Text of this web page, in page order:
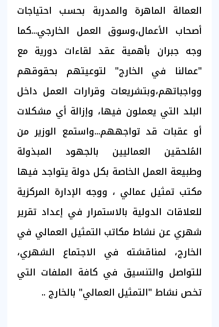
العمالة الماهرة والمدربة بحسب احتياجات
أصحاب الأعمال،وسوق العمل الخارجي...كما
وجه جبران بأهمية عقد لقاءات دورية مع
"عمالنا في الخارج" لتوعيتهم بحقوقهم
وواجباتهم،وبتشريعات وقرارات العمل داخل
البلد التي يعملون فيها، وإزالة أي مشكلات
أو عقبات قد تواجههم...واستمع الوزير من
المُلحقين العماليين بالجهود المبذولة
وطبيعة العمل الخاصة بكل دولة يتواجد فيها
مكتب تمثيل عمالي ، ووجه الإدارة المركزية
للعلاقات الدولية بالاستمرار في إعداد تقرير
شهري عن نشاط مكاتب التمثيل العمالي في
الخارج، لمناقشته في الاجتماع الشهري،
للتواصل والتنسيق في كافة الملفات التي
تخص نشاط "التمثيل العمالي" بالخارج ..